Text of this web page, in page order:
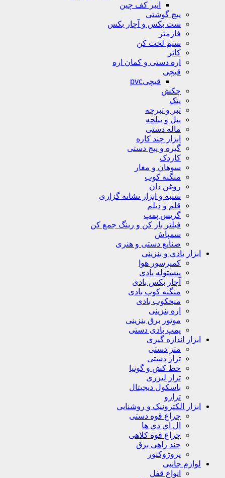
انبر کف چین
پیچ گوشتی
ست بکس و آچار بکس
فازمتر
سیم لخت کن
کاتر
اره دستی و کمان اره
قیچی
قیچیpvc
چکش
پتک
تبر و تبرچه
بیل و بیلچه
ماله دستی
ابزار چند کاره
گیره و پیج دستی
کاردک
سوهان و مغار
منگنه کوب
روغن دان
سنبه و ابزار نشانه گزاری
قلم و دیلم
گریس پمپ
فیلتر باز کن و رینگ جمع کن
سمپاش
صنایع دستی و هنری
ابزار بادی و بنزینی
کمپرسور هوا
پیستوله بادی
آچار بکس بادی
منگنه کوب بادی
میخکوب بادی
اره بنزینی
موتور برق بنزینی
پمپ بادی دستی
ابزار اندازه گیری
متر دستی
تراز دستی
خط کش و گونیا
تراز لیزری
باسکول دیجیتال
ترازو
ابزار الکترونیک و روشنایی
چراغ قوه دستی
ال ای دی ها
چراغ قوه کلاهی
چند راهی برق
پروژوکتور
لوازم جانبی
انواع قفل